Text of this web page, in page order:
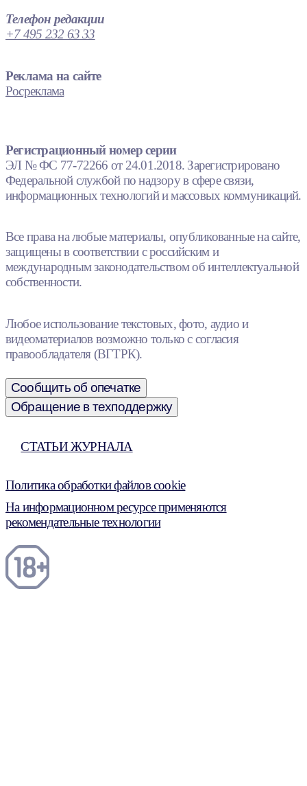
Телефон редакции
+7 495 232 63 33
Реклама на сайте
Росреклама
Регистрационный номер серии
ЭЛ № ФС 77-72266 от 24.01.2018. Зарегистрировано
Федеральной службой по надзору в сфере связи,
информационных технологий и массовых коммуникаций.
Все права на любые материалы, опубликованные на сайте,
защищены в соответствии с российским и
международным законодательством об интеллектуальной
собственности.
Любое использование текстовых, фото, аудио и
видеоматериалов возможно только с согласия
правообладателя (ВГТРК).
Сообщить об опечатке
Обращение в техподдержку
СТАТЬИ ЖУРНАЛА
Политика обработки файлов cookie
На информационном ресурсе применяются
рекомендательные технологии